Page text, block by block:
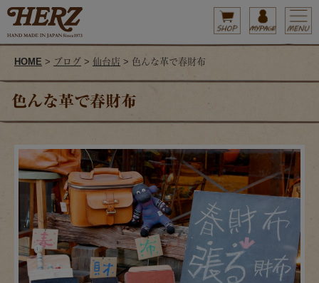
HOME > ブログ > 仙台店 > 色んな革で春財布
色んな革で春財布